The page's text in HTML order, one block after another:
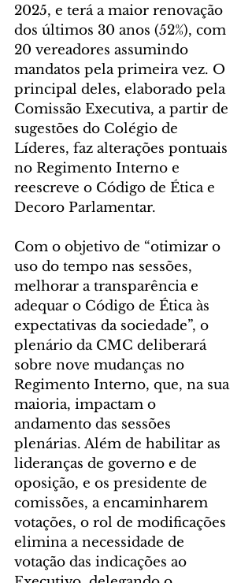
2025, e terá a maior renovação
dos últimos 30 anos (52%), com
20 vereadores assumindo
mandatos pela primeira vez. O
principal deles, elaborado pela
Comissão Executiva, a partir de
sugestões do Colégio de
Líderes, faz alterações pontuais
no Regimento Interno e
reescreve o Código de Ética e
Decoro Parlamentar.
Com o objetivo de “otimizar o
uso do tempo nas sessões,
melhorar a transparência e
adequar o Código de Ética às
expectativas da sociedade”, o
plenário da CMC deliberará
sobre nove mudanças no
Regimento Interno, que, na sua
maioria, impactam o
andamento das sessões
plenárias. Além de habilitar as
lideranças de governo e de
oposição, e os presidente de
comissões, a encaminharem
votações, o rol de modificações
elimina a necessidade de
votação das indicações ao